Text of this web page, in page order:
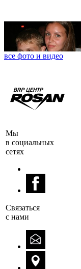
все фото и видео
Мы
в социальных
сетях
Cвязаться
с нами